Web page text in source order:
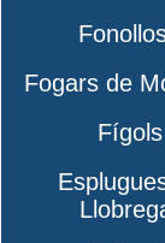
Fogars de
Fígols